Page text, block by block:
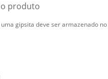
produto
gipsita deve ser armazenado